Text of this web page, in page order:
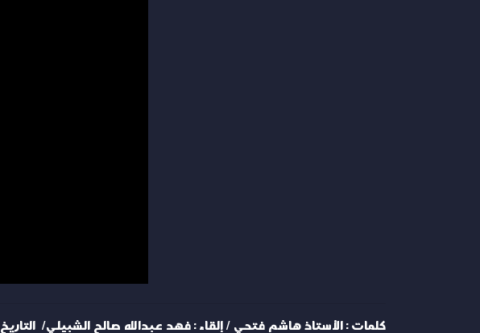
كلمات : الأستاذ هاشم فتحي / إلقاء : فهد عبدالله صالح الشبيلي/ التاريخ 30 يوليو 2022م